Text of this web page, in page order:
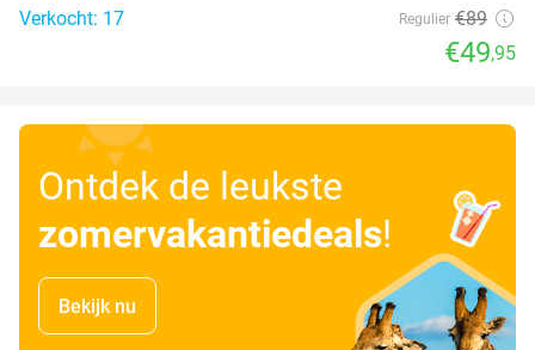
Verkocht: 17
Regulier €89
€49,95
Ontdek de leukste
zomervakantiedeals!
Bekijk nu